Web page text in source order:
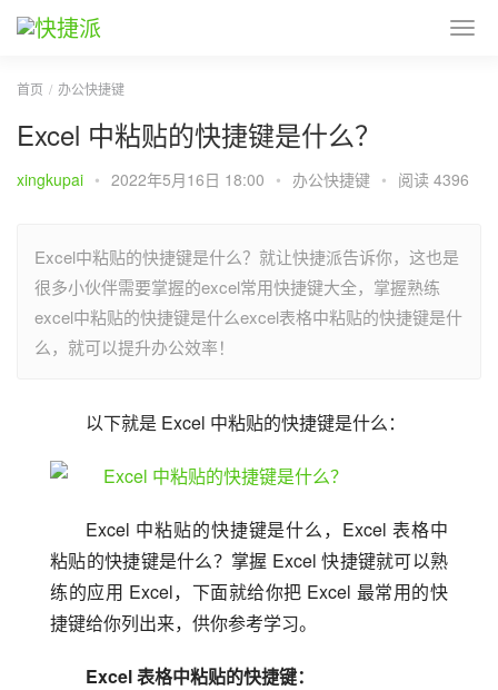
首页 办公快捷键
Excel 中粘贴的快捷键是什么？
xingkupai • 2022年5月16日 18:00 • 办公快捷键 • 阅读 4396
Excel中粘贴的快捷键是什么？就让快捷派告诉你，这也是
很多小伙伴需要掌握的excel常用快捷键大全，掌握熟练
excel中粘贴的快捷键是什么excel表格中粘贴的快捷键是什
么，就可以提升办公效率！
以下就是 Excel 中粘贴的快捷键是什么：
Excel 中粘贴的快捷键是什么，Excel 表格中
粘贴的快捷键是什么？掌握 Excel 快捷键就可以熟
练的应用 Excel，下面就给你把 Excel 最常用的快
捷键给你列出来，供你参考学习。
Excel 表格中粘贴的快捷键：